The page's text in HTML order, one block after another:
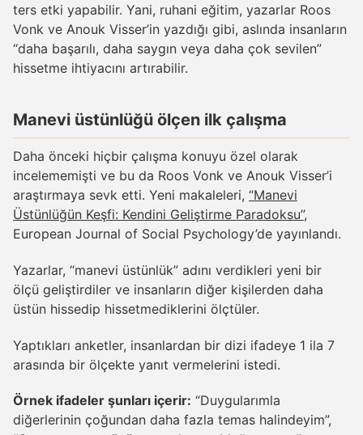
ters etki yapabilir. Yani, ruhani eğitim, yazarlar Roos
Vonk ve Anouk Visser’in yazdığı gibi, aslında insanların
“daha başarılı, daha saygın veya daha çok sevilen”
hissetme ihtiyacını artırabilir.
Manevi üstünlüğü ölçen ilk çalışma
Daha önceki hiçbir çalışma konuyu özel olarak
incelememişti ve bu da Roos Vonk ve Anouk Visser’i
araştırmaya sevk etti. Yeni makaleleri, “Manevi
Üstünlüğün Keşfi: Kendini Geliştirme Paradoksu”,
European Journal of Social Psychology’de yayınlandı.
Yazarlar, “manevi üstünlük” adını verdikleri yeni bir
ölçü geliştirdiler ve insanların diğer kişilerden daha
üstün hissedip hissetmediklerini ölçtüler.
Yaptıkları anketler, insanlardan bir dizi ifadeye 1 ila 7
arasında bir ölçekte yanıt vermelerini istedi.
Örnek ifadeler şunları içerir: “Duygularımla
diğerlerinin çoğundan daha fazla temas halindeyim”,